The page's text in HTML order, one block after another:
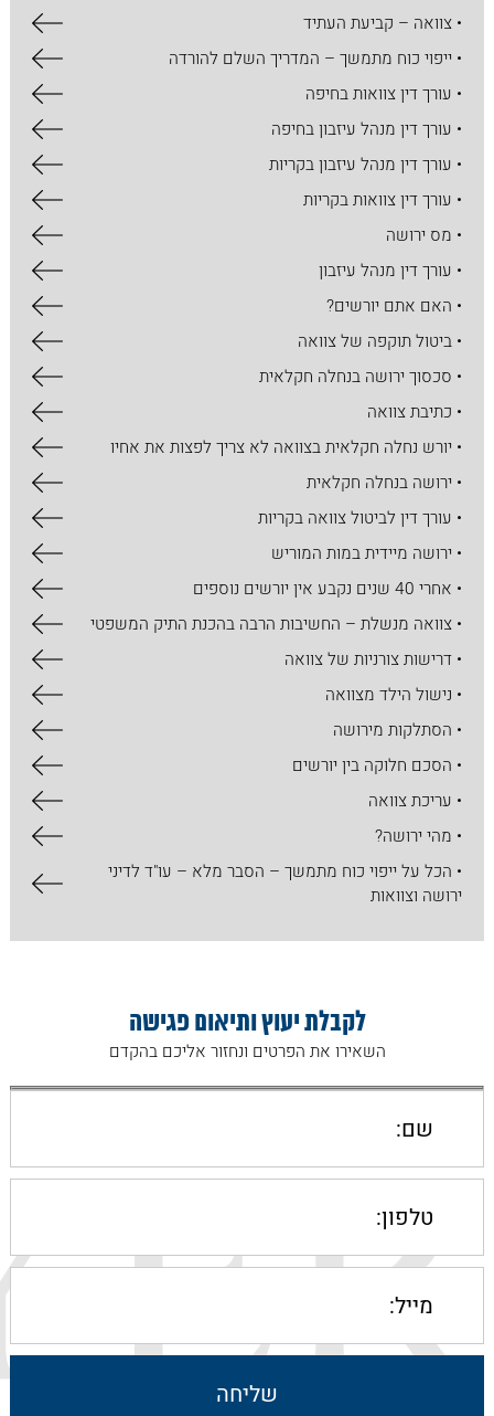
• צוואה – קביעת העתיד
• ייפוי כוח מתמשך – המדריך השלם להורדה
• עורך דין צוואות בחיפה
• עורך דין מנהל עיזבון בחיפה
• עורך דין מנהל עיזבון בקריות
• עורך דין צוואות בקריות
• מס ירושה
• עורך דין מנהל עיזבון
• האם אתם יורשים?
• ביטול תוקפה של צוואה
• סכסוך ירושה בנחלה חקלאית
• כתיבת צוואה
• יורש נחלה חקלאית בצוואה לא צריך לפצות את אחיו
• ירושה בנחלה חקלאית
• עורך דין לביטול צוואה בקריות
• ירושה מיידית במות המוריש
• אחרי 40 שנים נקבע אין יורשים נוספים
• צוואה מנשלת – החשיבות הרבה בהכנת התיק המשפטי
• דרישות צורניות של צוואה
• נישול הילד מצוואה
• הסתלקות מירושה
• הסכם חלוקה בין יורשים
• עריכת צוואה
• מהי ירושה?
• הכל על ​ייפוי כוח מתמשך – הסבר מלא – עו"ד לדיני
ירושה וצוואות
לקבלת יעוץ ותיאום פגישה
השאירו את הפרטים ונחזור אליכם בהקדם